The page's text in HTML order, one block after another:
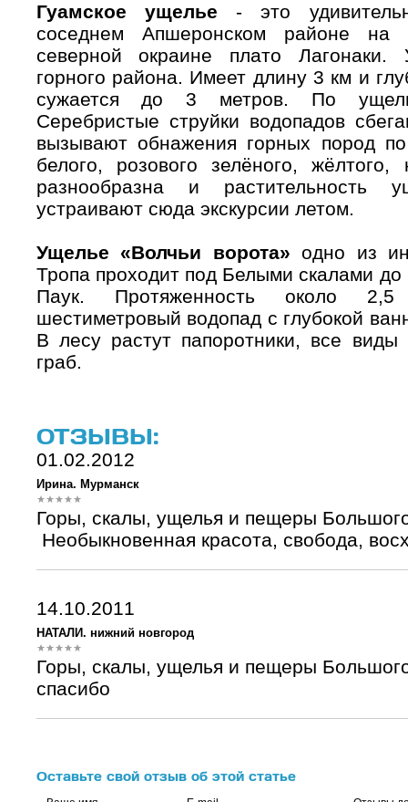
Гуамское ущелье - это
соседнем Апшеронском районе
северной окраине плато Лагонаки.
горного района. Имеет длину 3 км и
сужается до 3 метров. По
Серебристые струйки водопадов
вызывают обнажения горных пород
белого, розового зелёного,
разнообразна и растительность
устраивают сюда экскурсии летом.
Ущелье «Волчьи ворота» одно из
Тропа проходит под Белыми скалами
Паук. Протяженность около
шестиметровый водопад с глубокой
В лесу растут папоротники, все
граб.
ОТЗЫВЫ:
01.02.2012
Ирина. Мурманск
Горы, скалы, ущелья и пещеры
Необыкновенная красота, свобода,
14.10.2011
НАТАЛИ. нижний новгород
Горы, скалы, ущелья и пещеры
спасибо
Оставьте свой отзыв об этой статье